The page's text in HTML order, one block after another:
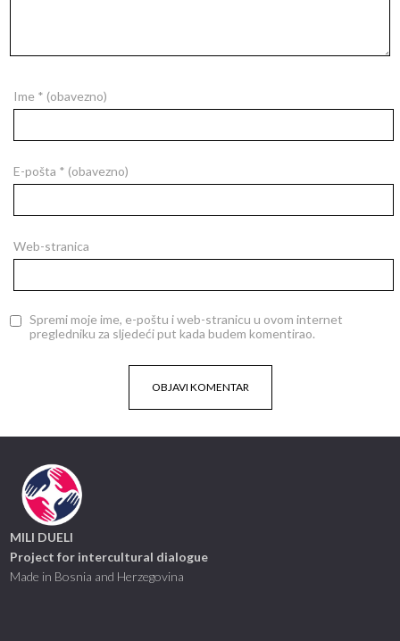
Ime * (obavezno)
E-pošta * (obavezno)
Web-stranica
Spremi moje ime, e-poštu i web-stranicu u ovom internet
pregledniku za sljedeći put kada budem komentirao.
MILI DUELI
Project for intercultural dialogue
Made in Bosnia and Herzegovina